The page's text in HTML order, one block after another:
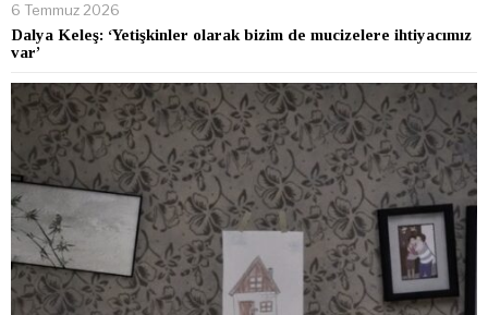
6 Temmuz 2026
Dalya Keleş: ‘Yetişkinler olarak bizim de mucizelere ihtiyacımız
var’